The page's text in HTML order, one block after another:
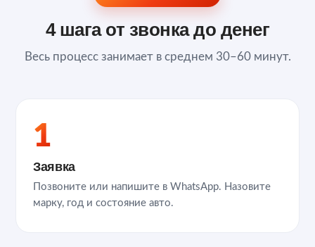
4 шага от звонка до денег
Весь процесс занимает в среднем 30–60 минут.
1
Заявка
Позвоните или напишите в WhatsApp. Назовите
марку, год и состояние авто.